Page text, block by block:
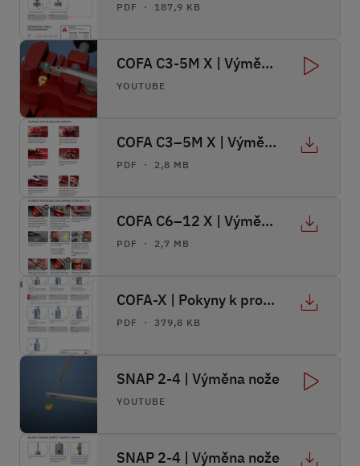
PDF ・ 187,9 KB
COFA C3-5M X | Výměna pružiny | Výměna nože
YOUTUBE
COFA C3–5M X | Výměna pružiny a nože
PDF ・ 2,8 MB
COFA C6–12 X | Výměna pružiny a nože
PDF ・ 2,7 MB
COFA-X | Pokyny k programování
PDF ・ 379,8 KB
SNAP 2-4 | Výměna nože
YOUTUBE
SNAP 2-4 | Výměna nože